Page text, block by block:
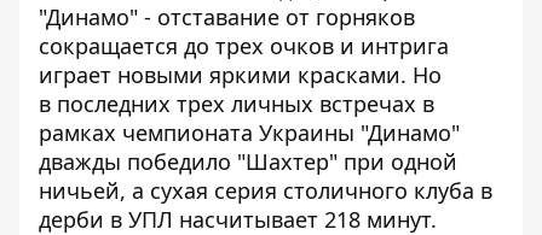
"Динамо" - отставание от горняков
сокращается до трех очков и интрига
играет новыми яркими красками. Но
в последних трех личных встречах в
рамках чемпионата Украины "Динамо"
дважды победило "Шахтер" при одной
ничьей, а сухая серия столичного клуба в
дерби в УПЛ насчитывает 218 минут.